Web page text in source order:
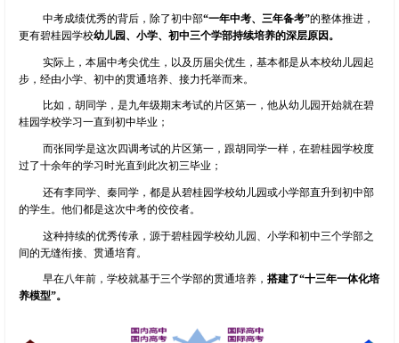
中考成绩优秀的背后，除了初中部“一年中考、三年备考”的整体推进，
更有碧桂园学校幼儿园、小学、初中三个学部持续培养的深层原因。
实际上，本届中考尖优生，以及历届尖优生，基本都是从本校幼儿园起
步，经由小学、初中的贯通培养、接力托举而来。
比如，胡同学，是九年级期末考试的片区第一，他从幼儿园开始就在碧
桂园学校学习一直到初中毕业；
而张同学是这次四调考试的片区第一，跟胡同学一样，在碧桂园学校度
过了十余年的学习时光直到此次初三毕业；
还有李同学、秦同学，都是从碧桂园学校幼儿园或小学部直升到初中部
的学生。他们都是这次中考的佼佼者。
这种持续的优秀传承，源于碧桂园学校幼儿园、小学和初中三个学部之
间的无缝衔接、贯通培育。
早在八年前，学校就基于三个学部的贯通培养， 搭建了“十三年一体化培
养模型”。